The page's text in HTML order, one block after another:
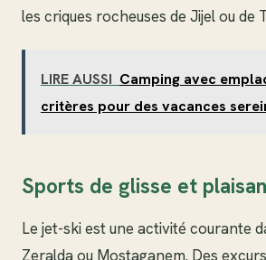
les criques rocheuses de Jijel ou de
LIRE AUSSI Camping avec
critères pour des vacances
Sports de glisse et
Le jet-ski est une activité courante
Zeralda ou Mostaganem. Des